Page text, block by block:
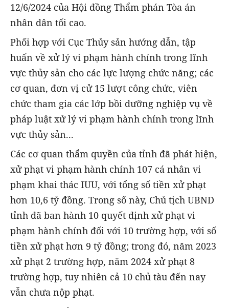
12/6/2024 của Hội đồng Thẩm phán Tòa án
nhân dân tối cao.
Phối hợp với Cục Thủy sản hướng dẫn, tập
huấn về xử lý vi phạm hành chính trong lĩnh
vực thủy sản cho các lực lượng chức năng; các
cơ quan, đơn vị cử 15 lượt công chức, viên
chức tham gia các lớp bồi dưỡng nghiệp vụ về
pháp luật xử lý vi phạm hành chính trong lĩnh
vực thủy sản...
Các cơ quan thẩm quyền của tỉnh đã phát hiện,
xử phạt vi phạm hành chính 107 cá nhân vi
phạm khai thác IUU, với tổng số tiền xử phạt
hơn 10,6 tỷ đồng. Trong số này, Chủ tịch UBND
tỉnh đã ban hành 10 quyết định xử phạt vi
phạm hành chính đối với 10 trường hợp, với số
tiền xử phạt hơn 9 tỷ đồng; trong đó, năm 2023
xử phạt 2 trường hợp, năm 2024 xử phạt 8
trường hợp, tuy nhiên cả 10 chủ tàu đến nay
vẫn chưa nộp phạt.